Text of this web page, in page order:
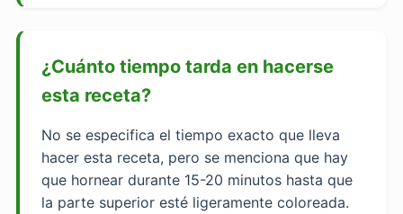
¿Cuánto tiempo tarda en hacerse
esta receta?
No se especifica el tiempo exacto que lleva
hacer esta receta, pero se menciona que hay
que hornear durante 15-20 minutos hasta que
la parte superior esté ligeramente coloreada.